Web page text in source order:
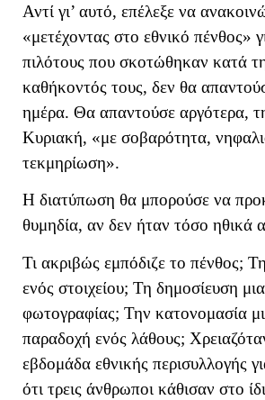
Αντί γι’ αυτό, επέλεξε να
«μετέχοντας στο εθνικό πένθος»
πιλότους που σκοτώθηκαν κατά
καθήκοντός τους, δεν θα
ημέρα. Θα απαντούσε αργότερα,
Κυριακή, «με σοβαρότητα,
τεκμηρίωση».
Η διατύπωση θα μπορούσε να
θυμηδία, αν δεν ήταν τόσο ηθικά
Τι ακριβώς εμπόδιζε το πένθος;
ενός στοιχείου; Τη δημοσίευση
φωτογραφίας; Την κατονομασία
παραδοχή ενός λάθους;
εβδομάδα εθνικής περισυλλογής
ότι τρεις άνθρωποι κάθισαν στο